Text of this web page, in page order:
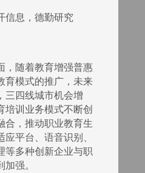
信息，德勤研究
，随着教育增强普惠
育模式的推广，未来
三四线城市机会增
培训业务模式不断创
合，推动职业教育生
平台、语音识别、
等多种创新企业与职
强。